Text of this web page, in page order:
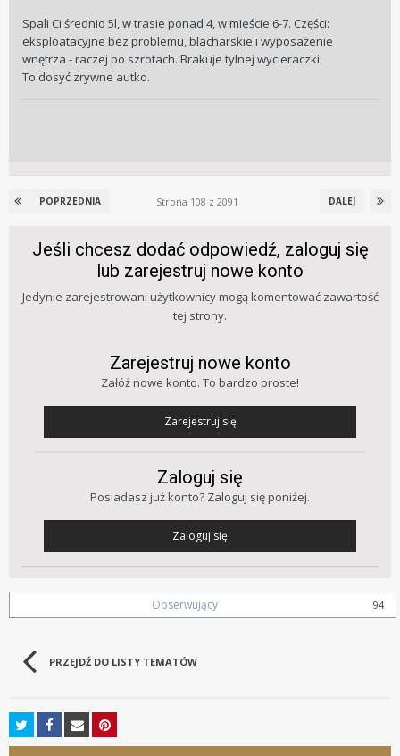
Spali Ci średnio 5l, w trasie ponad 4, w mieście 6-7. Części:
eksploatacyjne bez problemu, blacharskie i wyposażenie
wnętrza - raczej po szrotach. Brakuje tylnej wycieraczki.
To dosyć zrywne autko.
POPRZEDNIA DALEJ
Strona 108 z 2091
Jeśli chcesz dodać odpowiedź, zaloguj się
lub zarejestruj nowe konto
Jedynie zarejestrowani użytkownicy mogą komentować zawartość
tej strony.
Zarejestruj nowe konto
Załóż nowe konto. To bardzo proste!
Zarejestruj się
Zaloguj się
Posiadasz już konto? Zaloguj się poniżej.
Zaloguj się
Obserwujący 94
PRZEJDŹ DO LISTY TEMATÓW